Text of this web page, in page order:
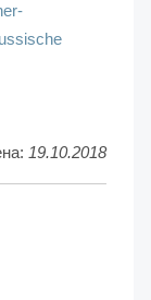
19.10.2018